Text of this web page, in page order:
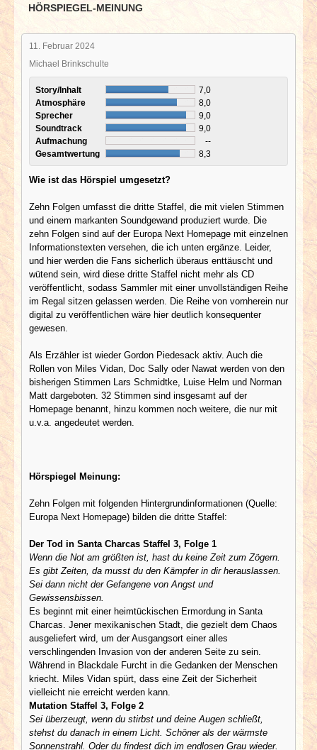
HÖRSPIEGEL-MEINUNG
11. Februar 2024
Michael Brinkschulte
Story/Inhalt
7,0
Atmosphäre
8,0
Sprecher
9,0
Soundtrack
9,0
Aufmachung
--
Gesamtwertung
8,3
Wie ist das Hörspiel umgesetzt?
Zehn Folgen umfasst die dritte Staffel, die mit vielen Stimmen
und einem markanten Soundgewand produziert wurde. Die
zehn Folgen sind auf der Europa Next Homepage mit einzelnen
Informationstexten versehen, die ich unten ergänze. Leider,
und hier werden die Fans sicherlich überaus enttäuscht und
wütend sein, wird diese dritte Staffel nicht mehr als CD
veröffentlicht, sodass Sammler mit einer unvollständigen Reihe
im Regal sitzen gelassen werden. Die Reihe von vornherein nur
digital zu veröffentlichen wäre hier deutlich konsequenter
gewesen.
Als Erzähler ist wieder Gordon Piedesack aktiv. Auch die
Rollen von Miles Vidan, Doc Sally oder Nawat werden von den
bisherigen Stimmen Lars Schmidtke, Luise Helm und Norman
Matt dargeboten. 32 Stimmen sind insgesamt auf der
Homepage benannt, hinzu kommen noch weitere, die nur mit
u.v.a. angedeutet werden.
Hörspiegel Meinung:
Zehn Folgen mit folgenden Hintergrundinformationen (Quelle:
Europa Next Homepage) bilden die dritte Staffel:
Der Tod in Santa Charcas Staffel 3, Folge 1
Wenn die Not am größten ist, hast du keine Zeit zum Zögern.
Es gibt Zeiten, da musst du den Kämpfer in dir herauslassen.
Sei dann nicht der Gefangene von Angst und
Gewissensbissen.
Es beginnt mit einer heimtückischen Ermordung in Santa
Charcas. Jener mexikanischen Stadt, die gezielt dem Chaos
ausgeliefert wird, um der Ausgangsort einer alles
verschlingenden Invasion von der anderen Seite zu sein.
Während in Blackdale Furcht in die Gedanken der Menschen
kriecht. Miles Vidan spürt, dass eine Zeit der Sicherheit
vielleicht nie erreicht werden kann.
Mutation Staffel 3, Folge 2
Sei überzeugt, wenn du stirbst und deine Augen schließt,
stehst du danach in einem Licht. Schöner als der wärmste
Sonnenstrahl. Oder du findest dich im endlosen Grau wieder.